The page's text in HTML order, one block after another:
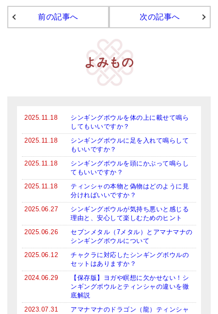
●マンダラ彫（黒・渋金）
お得なアマナマナ・セット
特大シンギングボウル・特殊柄
アマナマナのティンシャ
プレミアム・ティンシャ（L・M）
ベーシック・ティンシャ（4種）
ティンシャケース
チベット・真マントラ香
お香定期購入（ラクとくサブスク）
チベット高僧のオラクルカード
シンギングボウル入門本・CD
アウトレット
前の記事へ 次の記事へ
よみもの
2025.11.18
シンギングボウルを体の上に載せて鳴ら
してもいいですか？
2025.11.18
シンギングボウルに足を入れて鳴らして
もいいですか？
2025.11.18
シンギングボウルを頭にかぶって鳴らし
てもいいですか？
2025.11.18
ティンシャの本物と偽物はどのように見
分ければいいですか？
2025.06.27
シンギングボウルが気持ち悪いと感じる
理由と、安心して楽しむためのヒント
2025.06.26
セブンメタル（7メタル）とアマナマナの
シンギングボウルについて
2025.06.12
チャクラに対応したシンギングボウルの
セットはありますか？
2024.06.29
【保存版】ヨガや瞑想に欠かせない！シ
ンギングボウルとティンシャの違いを徹
底解説
2023.07.31
アマナマナのドラゴン（龍）ティンシャ